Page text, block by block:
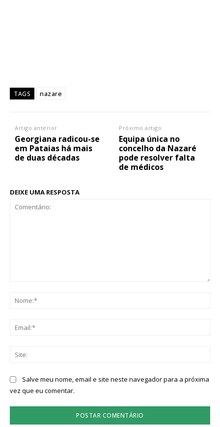
TAGS nazare
Artigo anterior
Georgiana radicou-se
em Pataias há mais
de duas décadas
Próximo artigo
Equipa única no
concelho da Nazaré
pode resolver falta
de médicos
DEIXE UMA RESPOSTA
Salve meu nome, email e site neste navegador para a próxima
vez que eu comentar.